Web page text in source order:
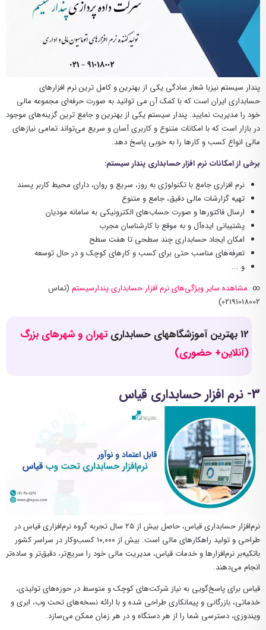
پندار سیستم نیزبا شعار سادگی یکی از بهترین و کامل ترین نرم افزارهای
حسابداری ایران است که با کمک آن می توانید به صورت حرفه‌ای مجموعه مالی
خود را مدیریت نمایید. پندار سیستم یکی از بهترین و جامع ترین گزینه‌های موجود
در بازار است که با امکانات متنوع و کاربری آسان و سریع می‌تواند تمامی نیازهای
مالی انواع کسب و کارها را به خوبی پاسخ دهد.
برخی از امکانات نرم افزار حسابداری پندار سیستم:
نرم افزاری جامع با تکنولوژی به‌ روز، سریع و روان، دارای محیط کاربر پسند
تهیه گزارشات مالی دقیق، جامع و متنوع
ارسال فاکتورها و صورت حساب‌های الکترونیکی به سامانه مودیان
پشتیبانی ایده‌آل و به موقع با کارشناسان مجرب
امکان ایجاد حسابداری چند سطحی تا هفت سطح
تعرفه‌های مناسب حتی برای کسب و کارهای کوچک و در حال توسعه
و ...
∞ مشاهده سایر ویژگی‌های نرم افزار حسابداری پندارسیستم (تماس
02191018002)
12 بهترین آموزشگاههای حسابداری
تهران و شهرهای بزرگ
(آنلاین+ حضوری)
3- نرم افزار حسابداری قیاس
نرم‌افزار حسابداری قیاس، حاصل بیش از ۲۵ سال تجربه گروه نرم‌افزاری قیاس در
طراحی و تولید راهکارهای مالی است. بیش از ۱۰,۰۰۰ کسب‌وکار در سراسر کشور
باتکیه‌بر نرم‌افزارها و خدمات قیاس، مدیریت مالی خود را سریع‌تر، دقیق‌تر و ساده‌تر
انجام می‌دهند.
قیاس برای پاسخ‌گویی به نیاز شرکت‌های کوچک و متوسط در حوزه‌های تولیدی،
خدماتی، بازرگانی و پیمانکاری طراحی شده و با ارائه نسخه‌های تحت وب، ابری و
ویندوزی، دسترسی شما را از هر دستگاه و در هر زمان ممکن می‌سازد.